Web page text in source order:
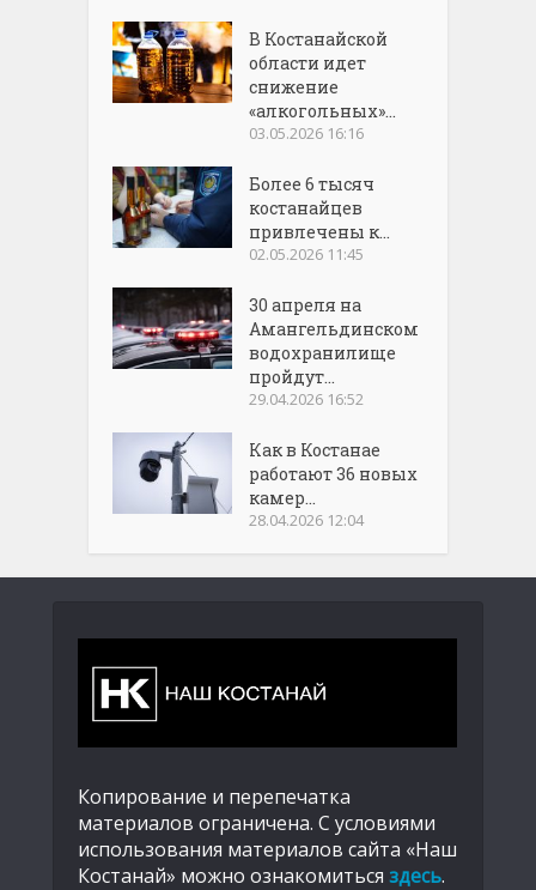
В Костанайской
области идет
снижение
«алкогольных»...
03.05.2026 16:16
Более 6 тысяч
костанайцев
привлечены к...
02.05.2026 11:45
30 апреля на
Амангельдинском
водохранилище
пройдут...
29.04.2026 16:52
Как в Костанае
работают 36 новых
камер...
28.04.2026 12:04
Копирование и перепечатка
материалов ограничена. С условиями
использования материалов сайта «Наш
Костанай» можно ознакомиться здесь.